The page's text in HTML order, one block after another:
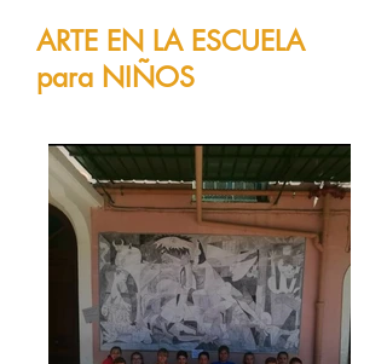
ARTE EN LA ESCUELA
para NIÑOS